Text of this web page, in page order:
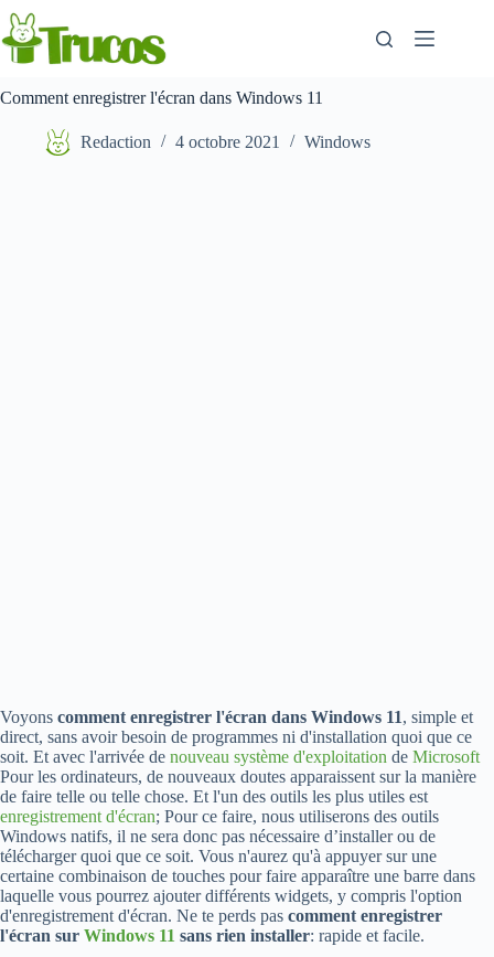
Aller
au
contenu
Comment enregistrer l'écran dans Windows 11
Redaction 4 octobre 2021 Windows
Voyons comment enregistrer l'écran dans Windows 11, simple et
direct, sans avoir besoin de programmes ni d'installation quoi que ce
soit. Et avec l'arrivée de nouveau système d'exploitation de Microsoft
Pour les ordinateurs, de nouveaux doutes apparaissent sur la manière
de faire telle ou telle chose. Et l'un des outils les plus utiles est
enregistrement d'écran; Pour ce faire, nous utiliserons des outils
Windows natifs, il ne sera donc pas nécessaire d’installer ou de
télécharger quoi que ce soit. Vous n'aurez qu'à appuyer sur une
certaine combinaison de touches pour faire apparaître une barre dans
laquelle vous pourrez ajouter différents widgets, y compris l'option
d'enregistrement d'écran. Ne te perds pas comment enregistrer
l'écran sur Windows 11 sans rien installer: rapide et facile.